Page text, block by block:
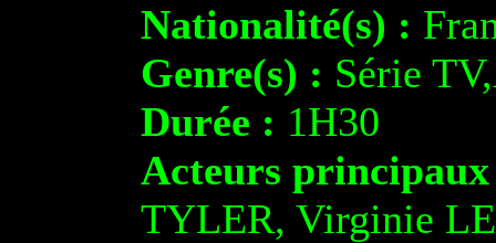
Nationalité(s) :
Genre(s) : Série
Durée : 1H30
Acteurs
TYLER, Virginie